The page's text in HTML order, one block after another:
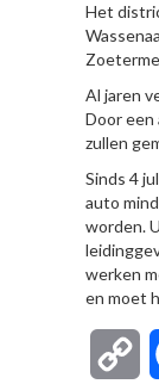
Het
Al jaren
Door een
zullen
Sinds 4
auto
worden.
werken
en moet